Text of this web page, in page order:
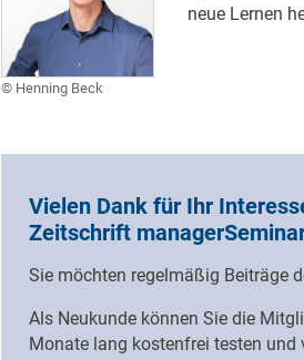
Henning Beck
neue Lernen
Vielen Dank für Ihr
Zeitschrift
Sie möchten regelmäßig Beiträge
Als Neukunde können Sie die
Monate lang kostenfrei testen und